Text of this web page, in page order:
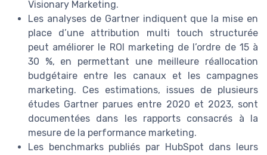
Visionary Marketing.
Les analyses de Gartner indiquent que la mise en
place d’une attribution multi touch structurée
peut améliorer le ROI marketing de l’ordre de 15 à
30 %, en permettant une meilleure réallocation
budgétaire entre les canaux et les campagnes
marketing. Ces estimations, issues de plusieurs
études Gartner parues entre 2020 et 2023, sont
documentées dans les rapports consacrés à la
mesure de la performance marketing.
Les benchmarks publiés par HubSpot dans leurs